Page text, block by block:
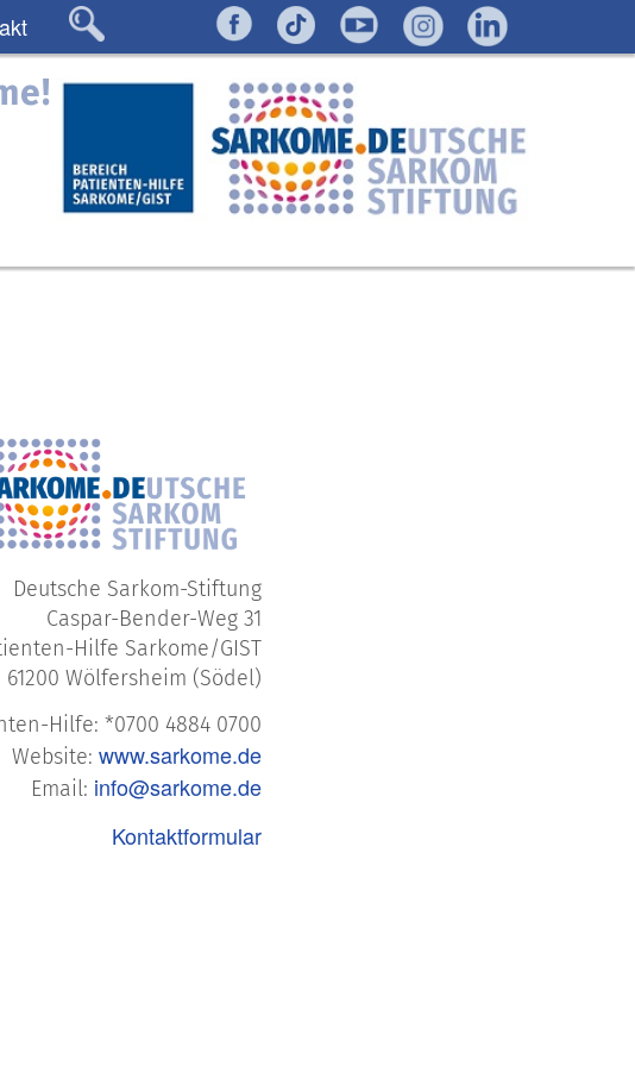
Deutsche Sarkom-Stiftung
Caspar-Bender-Weg 31
Hilfe Sarkome/GIST
61200 Wölfersheim (Södel)
Hilfe: *0700 4884 0700
Website: www.sarkome.de
Email: info@sarkome.de
Kontaktformular